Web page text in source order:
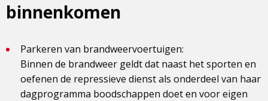
binnenkomen
Parkeren van brandweervoertuigen:
Binnen de brandweer geldt dat naast het sporten en
oefenen de repressieve dienst als onderdeel van haar
dagprogramma boodschappen doet en voor eigen